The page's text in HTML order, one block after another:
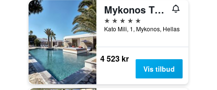
Mykonos Theoxenia, a Member of Design Hotels
5 stjerner
Kato Mili, 1, Mykonos, Hellas
4 523 kr
Vis tilbud